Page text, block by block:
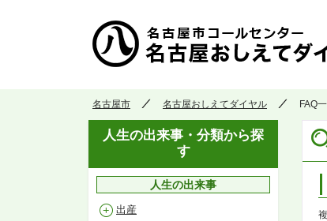
名古屋市 名古屋おしえてダイヤル FAQ
人生の出来事・分類から探
す
人生の出来事
出産